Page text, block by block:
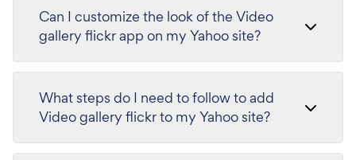
Can I customize the look of the Video
gallery flickr app on my Yahoo site?
What steps do I need to follow to add
Video gallery flickr to my Yahoo site?